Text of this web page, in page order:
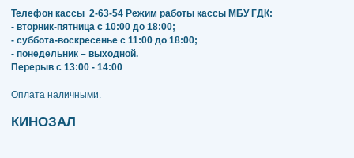
Телефон кассы 2-63-54 Режим работы кассы МБУ ГДК:
- вторник-пятница с 10:00 до 18:00;
- суббота-воскресенье с 11:00 до 18:00;
- понедельник – выходной.
Перерыв с 13:00 - 14:00
​​​​​​​Оплата наличными.
КИНОЗАЛ